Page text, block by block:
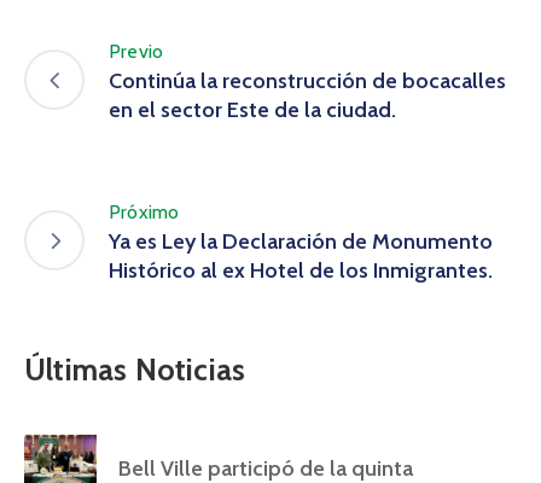
Previo
Continúa la reconstrucción de bocacalles
en el sector Este de la ciudad.
Próximo
Ya es Ley la Declaración de Monumento
Histórico al ex Hotel de los Inmigrantes.
Últimas Noticias
Bell Ville participó de la quinta